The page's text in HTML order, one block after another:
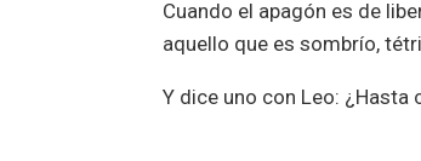
Cuando el apagón es de
aquello que es sombrío,
Y dice uno con Leo: ¿Hasta